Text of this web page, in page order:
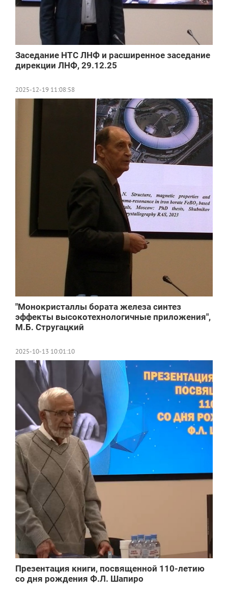
Заседание НТС ЛНФ и расширенное заседание
дирекции ЛНФ, 29.12.25
2025-12-19 11:08:58
"Монокристаллы бората железа синтез
эффекты высокотехнологичные приложения",
М.Б. Стругацкий
2025-10-13 10:01:10
Презентация книги, посвященной 110-летию
со дня рождения Ф.Л. Шапиро